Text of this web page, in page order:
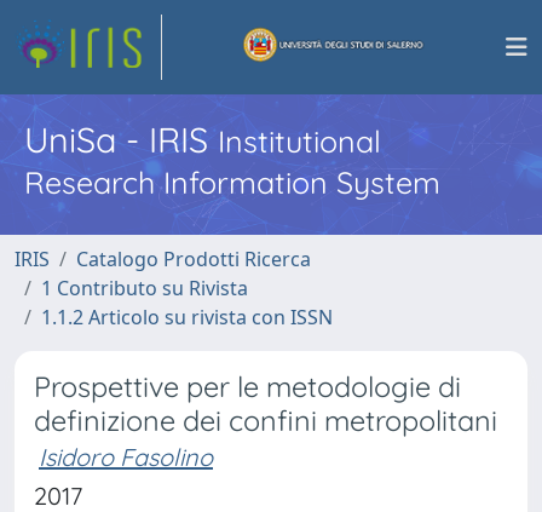
UniSa - IRISInstitutional
Research Information System
IRIS
Catalogo Prodotti Ricerca
1 Contributo su Rivista
1.1.2 Articolo su rivista con ISSN
Prospettive per le metodologie di
definizione dei confini metropolitani
Isidoro Fasolino
2017